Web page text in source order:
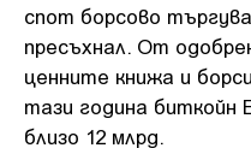
спот борсово
пресъхнал. От
ценните книжа и
тази година биткойн
близо 12 млрд.